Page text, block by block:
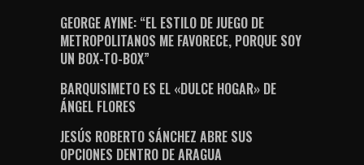
GEORGE AYINE: “EL ESTILO DE JUEGO DE
METROPOLITANOS ME FAVORECE, PORQUE SOY
UN BOX-TO-BOX”
BARQUISIMETO ES EL «DULCE HOGAR» DE
ÁNGEL FLORES
JESÚS ROBERTO SÁNCHEZ ABRE SUS
OPCIONES DENTRO DE ARAGUA